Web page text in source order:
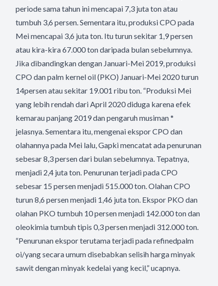
periode sama tahun ini mencapai 7,3 juta ton atau
tumbuh 3,6 persen. Sementara itu, produksi CPO pada
Mei mencapai 3,6 juta ton. Itu turun sekitar 1,9 persen
atau kira-kira 67.000 ton daripada bulan sebelumnya.
Jika dibandingkan dengan Januari-Mei 2019, produksi
CPO dan palm kernel oil (PKO) Januari-Mei 2020 turun
14persen atau sekitar 19.001 ribu ton. “Produksi Mei
yang lebih rendah dari April 2020 diduga karena efek
kemarau panjang 2019 dan pengaruh musiman *
jelasnya. Sementara itu, mengenai ekspor CPO dan
olahannya pada Mei lalu, Gapki mencatat ada penurunan
sebesar 8,3 persen dari bulan sebelumnya. Tepatnya,
menjadi 2,4 juta ton. Penurunan terjadi pada CPO
sebesar 15 persen menjadi 515.000 ton. Olahan CPO
turun 8,6 persen menjadi 1,46 juta ton. Ekspor PKO dan
olahan PKO tumbuh 10 persen menjadi 142.000 ton dan
oleokimia tumbuh tipis 0,3 persen menjadi 312.000 ton.
“Penurunan ekspor terutama terjadi pada refinedpalm
oi/yang secara umum disebabkan selisih harga minyak
sawit dengan minyak kedelai yang kecil,” ucapnya.